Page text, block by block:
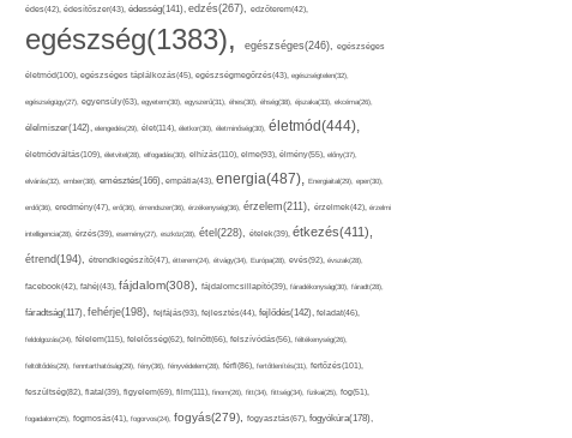
édes(42), édesítőszer(43), édesség(141), edzés(267), edzőterem(42),
egészség(1383), egészséges(246), egészséges
életmód(100), egészséges táplálkozás(45), egészségmegőrzés(43), egészségtelen(32),
egészségügy(27), egyensúly(63), egyetem(30), egyszerű(31), éhes(30), éhség(38), éjszaka(33), ekcéma(26),
élelmiszer(142), elengedés(29), élet(114), életkor(30), életminőség(30), életmód(444),
életmódváltás(109), életvitel(28), elfogadás(30), elhízás(110), elme(93), élmény(55), előny(37),
elvárás(32), ember(38), emésztés(166), empátia(43), energia(487), Energiaital(29), eper(30),
erdő(36), eredmény(47), erő(36), érrendszer(36), érzékenység(36), érzelem(211), érzelmek(42), érzelmi
intelligencia(28), érzés(39), esemény(27), eszköz(28), étel(228), ételek(39), étkezés(411),
étrend(194), étrendkiegészítő(47), étterem(24), étvágy(34), Európa(28), evés(92), évszak(28),
facebook(42), fahéj(43), fájdalom(308), fájdalomcsillapító(39), fáradékonyság(30), fáradt(28),
fáradtság(117), fehérje(198), fejfájás(93), fejlesztés(44), fejlődés(142), feladat(46),
feldolgozás(24), félelem(115), felelősség(62), felnőtt(66), felszívódás(56), féltékenység(26),
feltöltődés(29), fenntarthatóság(29), fény(36), fényvédelem(28), férfi(86), fertőtlenítés(31), fertőzés(101),
feszültség(82), fiatal(39), figyelem(69), film(111), finom(26), fitt(34), fittség(34), fizikai(25), fog(51),
fogadalom(25), fogmosás(41), fogorvos(24), fogyás(279), fogyasztás(67), fogyókúra(178),